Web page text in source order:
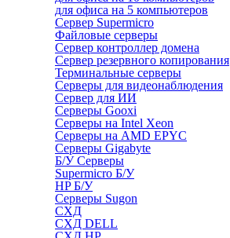
для офиса на 5 компьютеров
Сервер Supermicro
Файловые серверы
Сервер контроллер домена
Сервер резервного копирования
Терминальные серверы
Серверы для видеонаблюдения
Сервер для ИИ
Серверы Gooxi
Серверы на Intel Xeon
Серверы на AMD EPYC
Серверы Gigabyte
Б/У Серверы
Supermicro Б/У
HP Б/У
Серверы Sugon
СХД
СХД DELL